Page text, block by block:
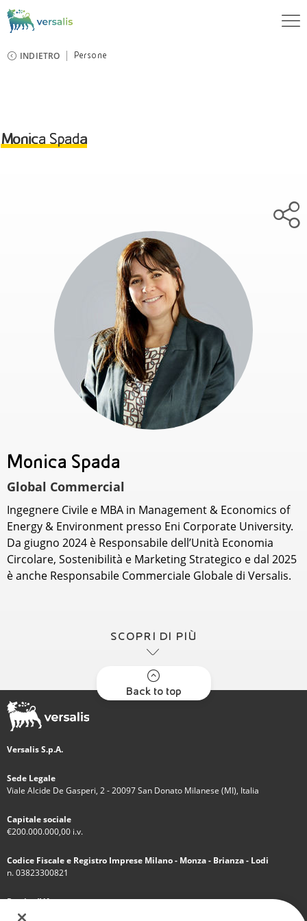
INDIETRO Persone
Monica Spada
Monica Spada
Global Commercial
Ingegnere Civile e MBA in Management & Economics of
Energy & Environment presso Eni Corporate University.
Da giugno 2024 è Responsabile dell’Unità Economia
Circolare, Sostenibilità e Marketing Strategico e dal 2025
è anche Responsabile Commerciale Globale di Versalis.
SCOPRI DI PIÙ
Back to top
Versalis S.p.A.
Sede Legale
Viale Alcide De Gasperi, 2 - 20097 San Donato Milanese (MI), Italia
Capitale sociale
€200.000.000,00 i.v.
Codice Fiscale e Registro Imprese Milano - Monza - Brianza - Lodi
n. 03823300821
Partita IVA
IT 01768800748 - R.E.A. Milano n.1351279